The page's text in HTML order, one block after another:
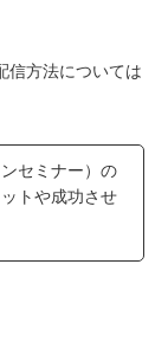
信方法については
セミナー）の
トや成功させ